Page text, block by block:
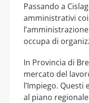
Passando a
amministrativi
occupa di
In Provincia di
mercato del
l’Impiego.
al piano